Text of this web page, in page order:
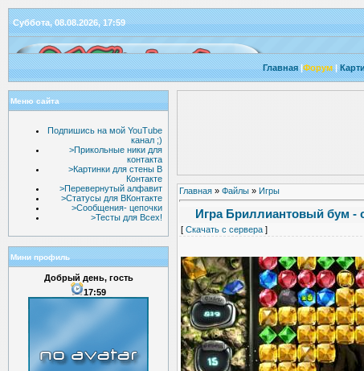
Суббота, 08.08.2026, 17:59
Главная|Форум|
Меню сайта
Подпишись на мой YouTube
канал ;)
>Прикольные ники для
контакта
>Картинки для стены В
Контакте
>Перевернутый алфавит
>Статусы для ВКонтакте
>Сообщения- цепочки
>Тесты для Всех!
Мини профиль
Добрый день, гость
17:59
Главная » Файлы » Игры
Игра Бриллиантовый бум -
[ Скачать с сервера ]